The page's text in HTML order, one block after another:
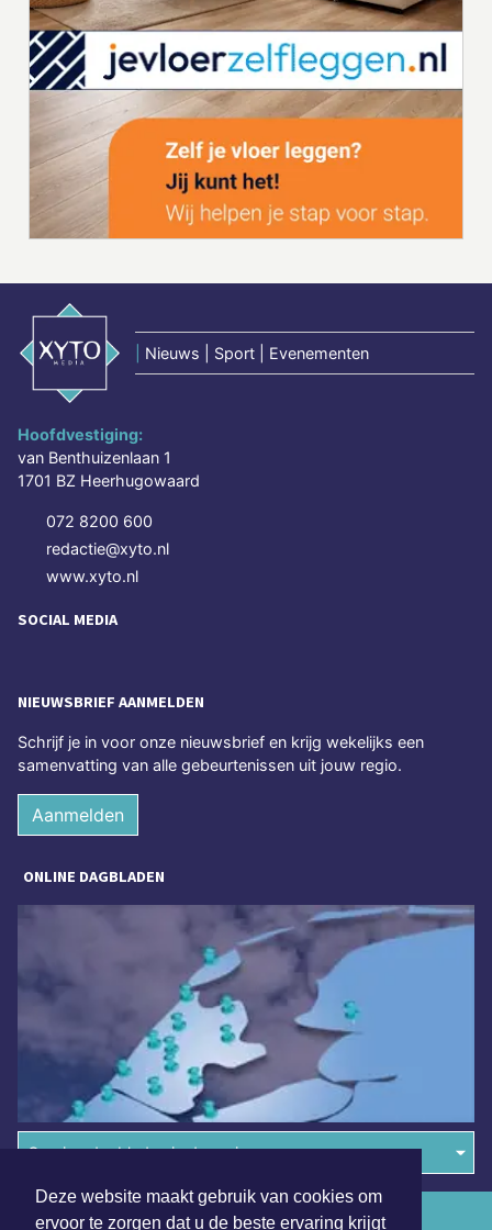
Deze website maakt gebruik van cookies om
ervoor te zorgen dat u de beste ervaring krijgt
Nieuws | Sport | Evenementen
Hoofdvestiging:
van Benthuizenlaan 1
1701 BZ Heerhugowaard
072 8200 600
redactie@xyto.nl
www.xyto.nl
SOCIAL MEDIA
NIEUWSBRIEF AANMELDEN
Schrijf je in voor onze nieuwsbrief en krijg wekelijks een
samenvatting van alle gebeurtenissen uit jouw regio.
Aanmelden
ONLINE DAGBLADEN
Overige dagbladen in de regio
Algemene voorwaarden